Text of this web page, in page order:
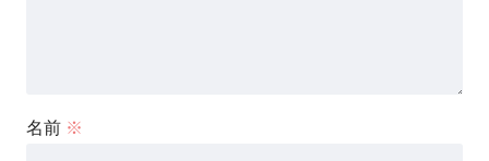
名前 ※